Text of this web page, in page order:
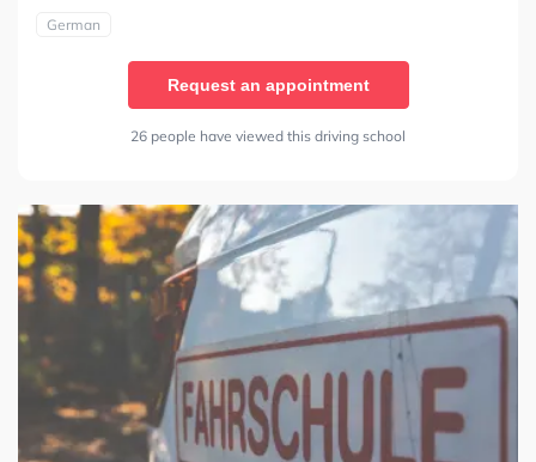
German
Request an appointment
26 people have viewed this driving school